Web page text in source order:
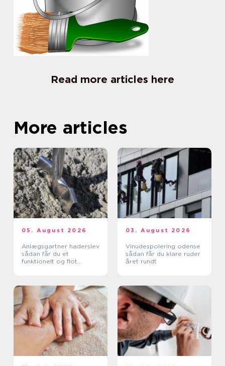
Read more articles here
More articles
05. August 2026
Anlægsgartner haderslev
sådan får du et
funktionelt og flot
03. August 2026
Vinudespolering odense
sådan får du klare ruder
året rundt